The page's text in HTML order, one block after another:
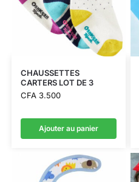
CHAUSSETTES
CARTERS LOT DE 3
CFA3.500
Ajouter au panier